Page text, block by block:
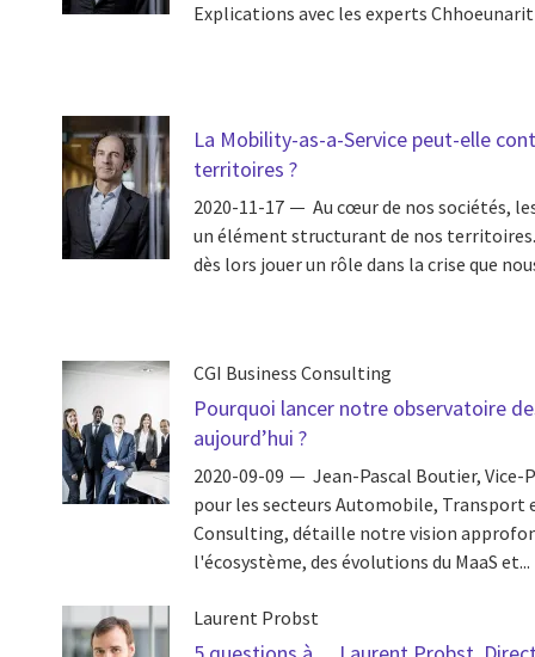
Explications avec les experts
La Mobility-as-a-Service peut-elle
territoires ?
2020-11-17
Au cœur de nos sociétés,
un élément structurant de nos
dès lors jouer un rôle dans la crise que
CGI Business Consulting
Pourquoi lancer notre observatoire
aujourd’hui ?
2020-09-09
Jean-Pascal Boutier,
pour les secteurs Automobile, Transport
Consulting, détaille notre vision
l'écosystème, des évolutions du MaaS et...
Laurent Probst